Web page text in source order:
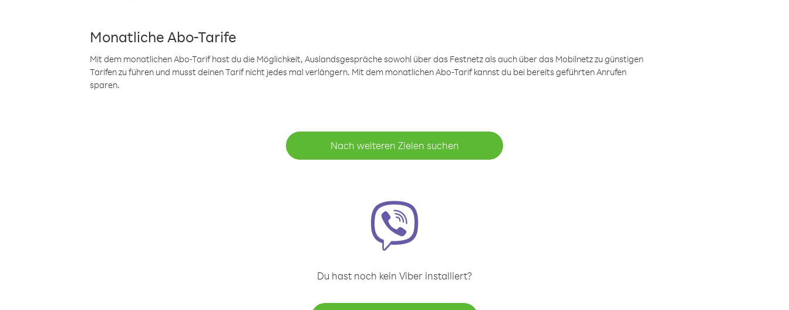
Monatliche Abo-Tarife
Mit dem monatlichen Abo-Tarif hast du die Möglichkeit, Auslandsgespräche sowohl über das Festnetz als auch über das Mobilnetz zu günstigen
Tarifen zu führen und musst deinen Tarif nicht jedes mal verlängern. Mit dem monatlichen Abo-Tarif kannst du bei bereits geführten Anrufen
sparen.
Nach weiteren Zielen suchen
Du hast noch kein Viber installiert?